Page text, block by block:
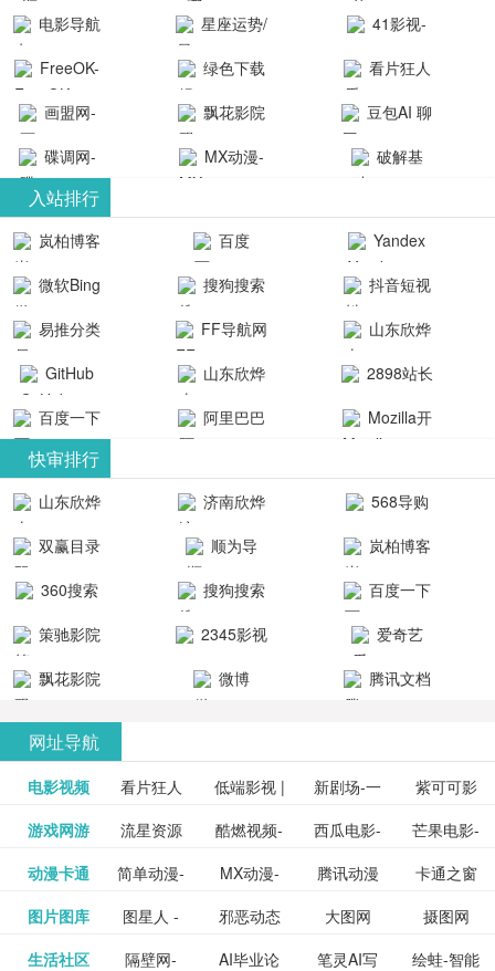
航-办公运营
院-哪吒影院
提供最新、
最全的高清
电影、电视
剧、动漫和
综艺节目免
费观看。平
台内容丰
富，更新快
速，支持在
线观看，满
足各类影迷
需求，提供
无广告、高
清流畅的观
影体验。
画-官网
动漫综合
电影导航
- 免费看电影
就来这！ | 快
导航网-免费
看电影就来
这！收录大
量免费看电
影网站！
星座运势/
最星座/美国
神婆星座网
41影视-
聚合最近好
看的电视剧
最新电影网
站-41影视为
成全短剧电
视剧、电视
剧大全、好
看的电视
剧、最新的
电影在线观
看，神马影
最新好看的
剧片、爱情
片、搞笑片
等全新电
影，是影
FreeOK-
FreeOK影视
官网-最新影
视资源|追剧
也很卷
绿色下载
吧
看片狂人
- 高清视频资
源免费在线
观看
画盟网-
画师联盟官
网
_huashilm.com_
动漫综合
飘花影院
网
豆包AI 聊
天智能对话
网页版入口
碟调网-
碟调网为您
提供最新电
视剧和2025
年最新电影
的在线观
看，快来碟
调电影网在
线观看最新
热门影视作
MX动漫-
漫免费在线
观看
破解基
整合当前互
联网最新最
全最优质的
软件免费下
载、资源免
费共享、技
术教程学习
台！整合破
合破解游
戏、整合安
卓破解软件
分享与下
载！旨在打
件共享站、
资源
入站排行
岚柏博客 百度
Yandex
搜索
微软Bing
搜狗搜索
引擎
抖音短视
频
易推分类
目录网
FF导航网
山东欣烨
化工有限公
GitHub
山东欣烨
生物科技有
2898站长
资源平台
百度一下
阿里巴巴
Mozilla开
快审排行
山东欣烨
生物科技有
济南欣烨
科技有限公
568导购
网
双赢目录
顺为导
航-办公运营
岚柏博客
360搜索
搜狗搜索
百度一下
策驰影院
2345影视
大全
爱奇艺
VIP会员
飘花影院
微博 腾讯文档
网址导航
电影视频 看片狂人 低端影视 |
免费高清
在线电影
新剧场-一
个网盘资
源分享小
紫可可影
视-紫可可,
免费提供
泡剧网_最
新电视剧
免费在线
更多>>
游戏网游 流星资源
网-流星蝴
蝶剑官网
酷燃视频-
致力于打
造中国领
西瓜电影-
西瓜视频
网站电影
芒果电影-
芒果TV网
站电影频
豆瓣电影-
豆瓣电影
更多>>
动漫卡通 简单动漫-
日本动画
MX动漫-
最新最全
腾讯动漫
频道
卡通之窗
三毛漫画
网
更多>>
图片图库 图星人 -
设计图片
邪恶动态
图片大全
大图网
摄图网
图行天下
更多>>
生活社区 隔壁网- AI毕业论 笔灵AI写 绘蛙-智能